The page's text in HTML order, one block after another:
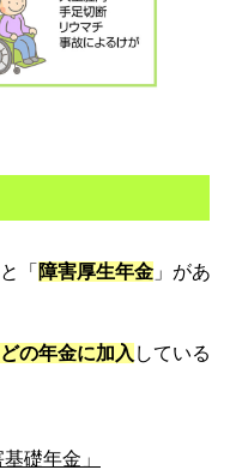
「 障害厚生年金 」があ
の年金に加入 している
礎年金」